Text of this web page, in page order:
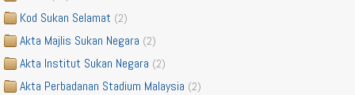
Kod Sukan Selamat (2)
Akta Majlis Sukan Negara (2)
Akta Institut Sukan Negara (2)
Akta Perbadanan Stadium Malaysia (2)